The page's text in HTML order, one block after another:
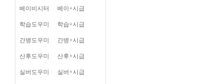
베이비시터 베이+시급
학습도우미 학습+시급
간병도우미 간병+시급
산후도우미 산후+시급
실버도우미 실버+시급